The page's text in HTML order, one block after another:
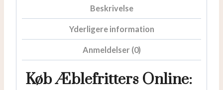
Beskrivelse
Yderligere information
Anmeldelser (0)
Køb Æblefritters Online: